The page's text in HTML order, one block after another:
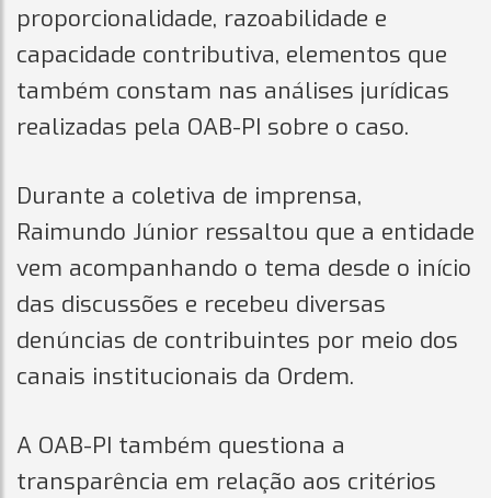
proporcionalidade, razoabilidade e
capacidade contributiva, elementos que
também constam nas análises jurídicas
realizadas pela OAB-PI sobre o caso.
Durante a coletiva de imprensa,
Raimundo Júnior ressaltou que a entidade
vem acompanhando o tema desde o início
das discussões e recebeu diversas
denúncias de contribuintes por meio dos
canais institucionais da Ordem.
A OAB-PI também questiona a
transparência em relação aos critérios